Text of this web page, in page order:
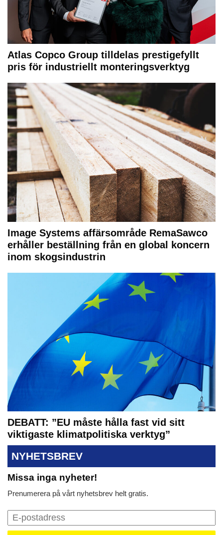
Atlas Copco Group tilldelas prestigefyllt
pris för industriellt monteringsverktyg
Image Systems affärsområde RemaSawco
erhåller beställning från en global koncern
inom skogsindustrin
DEBATT: ”EU måste hålla fast vid sitt
viktigaste klimatpolitiska verktyg”
NYHETSBREV
Missa inga nyheter!
Prenumerera på vårt nyhetsbrev helt gratis.